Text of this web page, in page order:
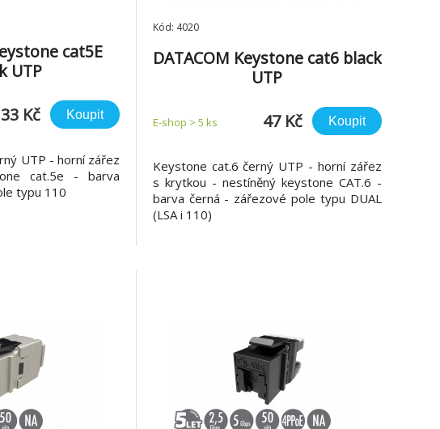
cat5E
UTP
33 Kč Koupit
UTP - horní zářez
cat.5e - barva
typu 110
Kód: 4020
DATACOM Keystone cat6 black
UTP
E-shop > 5 ks 47 Kč Koupit
Keystone cat.6 černý UTP - horní zářez
s krytkou - nestíněný keystone CAT.6 -
barva černá - zářezové pole typu DUAL
(LSA i 110)